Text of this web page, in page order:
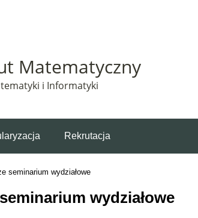
Matematyczny
i Informatyki
Rekrutacja
seminarium wydziałowe
wydziałowe